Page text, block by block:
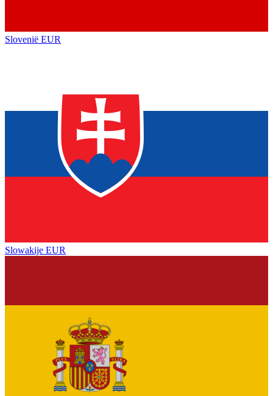
Slovenië EUR
Slowakije EUR